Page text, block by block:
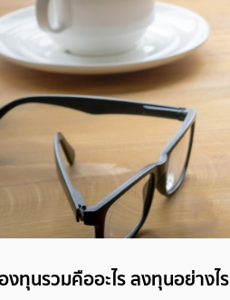
งทุนรวมคืออะไร ลงทุนอย่างไร